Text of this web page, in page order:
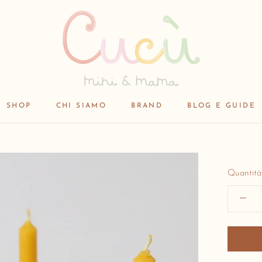
SHOP
CHI SIAMO
BRAND
BLOG E GUIDE
Quantità: